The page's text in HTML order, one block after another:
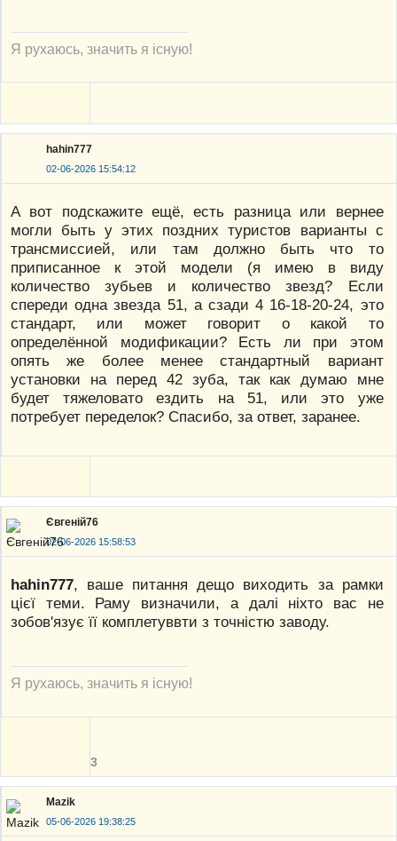
Я рухаюсь, значить я існую!
hahin777
02-06-2026 15:54:12
А вот подскажите ещё, есть разница или вернее
могли быть у этих поздних туристов варианты с
трансмиссией, или там должно быть что то
приписанное к этой модели (я имею в виду
количество зубьев и количество звезд? Если
спереди одна звезда 51, а сзади 4 16-18-20-24, это
стандарт, или может говорит о какой то
определённой модификации? Есть ли при этом
опять же более менее стандартный вариант
установки на перед 42 зуба, так как думаю мне
будет тяжеловато ездить на 51, или это уже
потребует переделок? Спасибо, за ответ, заранее.
Євгеній76
02-06-2026 15:58:53
hahin777, ваше питання дещо виходить за рамки
цієї теми. Раму визначили, а далі ніхто вас не
зобов'язує її комплетуввти з точністю заводу.
Я рухаюсь, значить я існую!
3
Mazik
05-06-2026 19:38:25